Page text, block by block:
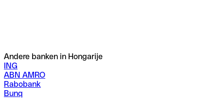
Andere banken in Hongarije
ING
ABN AMRO
Rabobank
Bunq